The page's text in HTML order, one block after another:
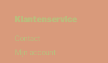
Klantenservice
Contact
Mijn account